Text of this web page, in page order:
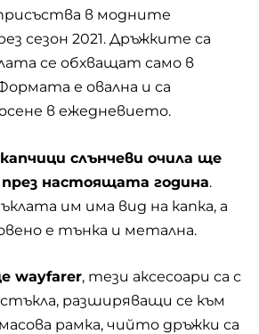
в модните
сезон 2021. Дръжките са
се обхващат само в
е овална и са
в ежедневието.
слънчеви очила ще
през настоящата година.
им има вид на капка, а
е тънка и метална.
wayfarer, тези аксесоари са с
разширяващи се към
рамка, чийто дръжки са